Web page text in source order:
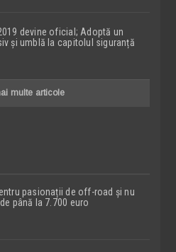
devine oficial; Adoptă un
și umblă la capitolul siguranță
multe articole
pasionații de off-road și nu
până la 7.700 euro